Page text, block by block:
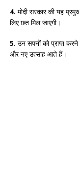
4. मोदी सरकार की यह
लिए छत मिल जाएगी।
5. उन सपनों को प्राप्त
और नए उत्साह आते हैं।